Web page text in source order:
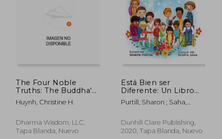
50%
dcto. $
The Four Noble
Truths: The Buddha's
First Sermon in
Buddhism for
Teaching For Kids (en
Inglés)
Huynh, Christine H.
Dharma Wisdom, LLC,
Tapa Blanda, Nuevo
Está Bien ser
Diferente: Un Libro
Infantil Ilustrado
Sobre la Diversidad y
Purtill, Sharon ; Saha,
Mariana
Dunhill Clare Publishing,
2020, Tapa Blanda, Nuevo